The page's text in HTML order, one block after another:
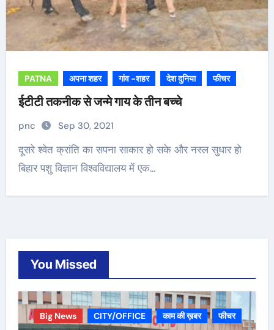
PATNA अपना शहर गांव -शहर देश दुनिया फीचर
ईटीटी तकनीक से जन्मे गाय के तीन बच्चे
pnc Sep 30, 2021
दूसरे श्वेत क्रांति का सपना साकार हो सके और नस्ल सुधार हो
बिहार पशु विज्ञान विश्वविद्यालय में एक…
You Missed
Big News CITY/OFFICE काम की ख़बर फीचर